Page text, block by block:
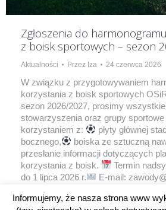
Zgłoszenia do
z boisk sportowych – sezon
Aktualności Przez Iza 24 czerwca 2026
W związku z przygotowywaniem
korzystania z boisk sportowych
sezon 2026/2027, prosimy
stowarzyszenia oraz grupy
korzystaniem z:
płyty głównej
bocznego,
boiska ze sztuczną
przesłanie informacji dotyczących
korzystania z boisk.
Termin
do 1 lipca 2026 r.
E-mail:
Informujemy, że nasza strona www